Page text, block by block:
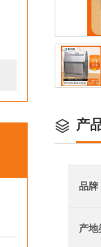
产
品牌
产地